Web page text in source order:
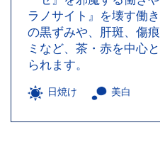
ラノサイト』を壊す働
の黒ずみや、肝斑、傷
ミなど、茶・赤を中心
られます。
日焼け 美白